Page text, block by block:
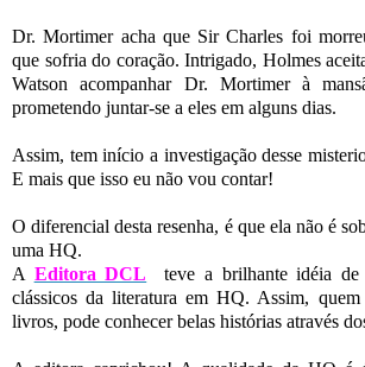
Dr. Mortimer acha que Sir Charles foi
que sofria do coração. Intrigado, Holmes
Watson acompanhar Dr. Mortimer à
prometendo juntar-se a eles em alguns dias.
Assim, tem início a investigação desse
E mais que isso eu não vou contar!
O diferencial desta resenha, é que ela não é
uma HQ.
A Editora DCL teve a brilhante idéia de
clássicos da literatura em HQ. Assim,
livros, pode conhecer belas histórias através